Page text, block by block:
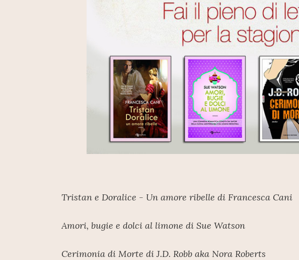
Tristan e Doralice - Un amore ribelle di Francesca Cani
Amori, bugie e dolci al limone di Sue Watson
Cerimonia di Morte di J.D. Robb aka Nora Roberts